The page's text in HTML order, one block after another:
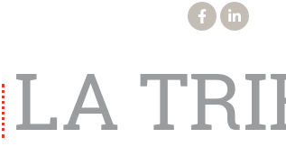
LA